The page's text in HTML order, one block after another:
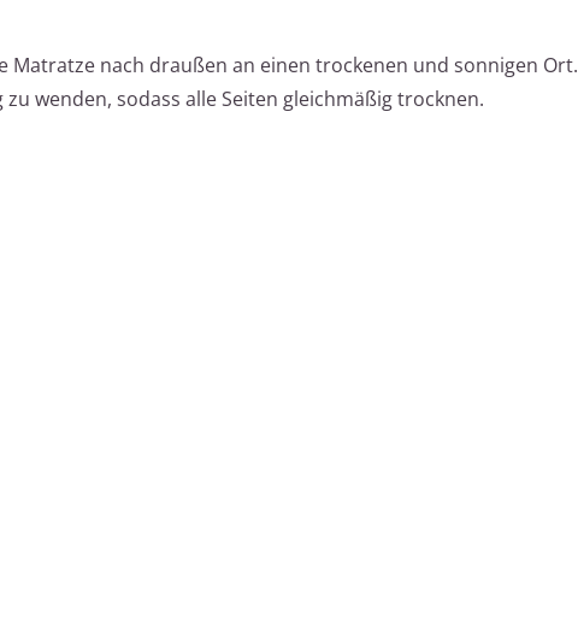
Matratze nach draußen an einen trockenen und sonnigen Ort.
wenden, sodass alle Seiten gleichmäßig trocknen.